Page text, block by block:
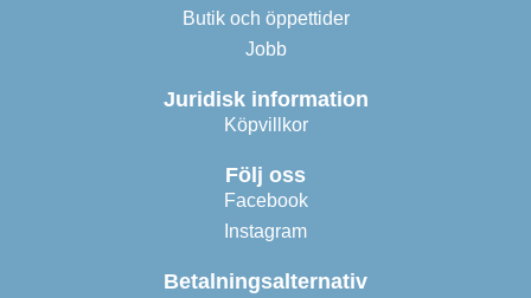
Butik och öppettider
Jobb
Juridisk information
Köpvillkor
Följ oss
Facebook
Instagram
Betalningsalternativ